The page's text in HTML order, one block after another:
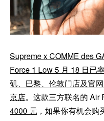
Supreme x COMME des
Force 1 Low 5 月 18 日已
矶、巴黎、伦敦门店及官
京店。这款三方联名的 Air
4000 元 ，如果你有机会购